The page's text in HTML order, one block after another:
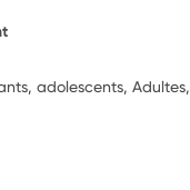
adolescents, Adultes,